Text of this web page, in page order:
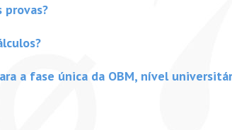
provas?
a fase única da OBM, nível